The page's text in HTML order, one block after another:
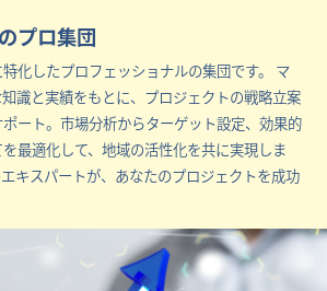
プロ集団
化したプロフェッショナルの集団です。 マ
識と実績をもとに、プロジェクトの戦略立案
ート。市場分析からターゲット設定、効果的
最適化して、地域の活性化を共に実現しま
キスパートが、あなたのプロジェクトを成功